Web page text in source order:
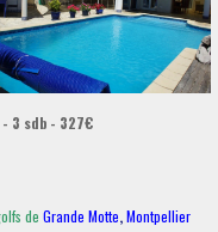
3 sdb - 327€
de Grande Motte,Montpellier